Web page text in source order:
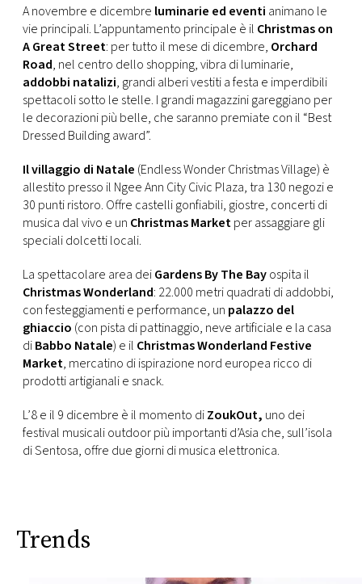
RMC
CONSIGLIA
A novembre e dicembre luminarie ed eventi animano le
vie principali. L’appuntamento principale è il Christmas on
A Great Street: per tutto il mese di dicembre, Orchard
Road, nel centro dello shopping, vibra di luminarie,
addobbi natalizi, grandi alberi vestiti a festa e imperdibili
spettacoli sotto le stelle. I grandi magazzini gareggiano per
le decorazioni più belle, che saranno premiate con il “Best
Dressed Building award”.
Il villaggio di Natale (Endless Wonder Christmas Village) è
allestito presso il Ngee Ann City Civic Plaza, tra 130 negozi e
30 punti ristoro. Offre castelli gonfiabili, giostre, concerti di
musica dal vivo e un Christmas Marketper assaggiare gli
speciali dolcetti locali.
La spettacolare area deiGardens By The Bayospita il
Christmas Wonderland: 22.000 metri quadrati di addobbi,
con festeggiamenti e performance, un palazzo del
ghiaccio (con pista di pattinaggio, neve artificiale e la casa
diBabbo Natale) e il Christmas Wonderland Festive
Market, mercatino di ispirazione nord europea ricco di
prodotti artigianali e snack.
L’8 e il 9 dicembre è il momento diZoukOut, uno dei
festival musicali outdoor più importanti d’Asia che, sull’isola
di Sentosa, offre due giorni di musica elettronica.
Trends